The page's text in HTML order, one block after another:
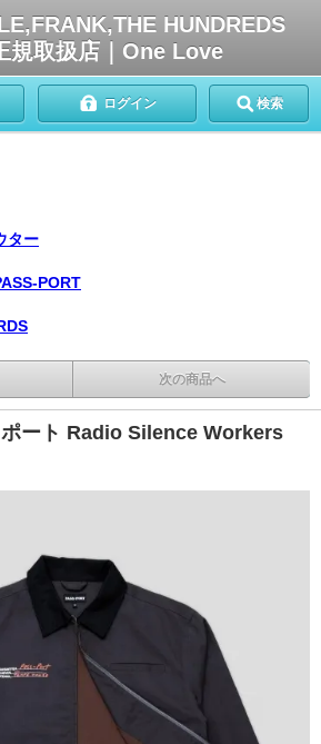
HUNDREDS
規取扱店｜One Love
ログイン 検索
ター
PORT
次の商品へ
ート Radio Silence Workers